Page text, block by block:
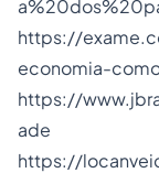
https://
economia-
https://
ade
https://